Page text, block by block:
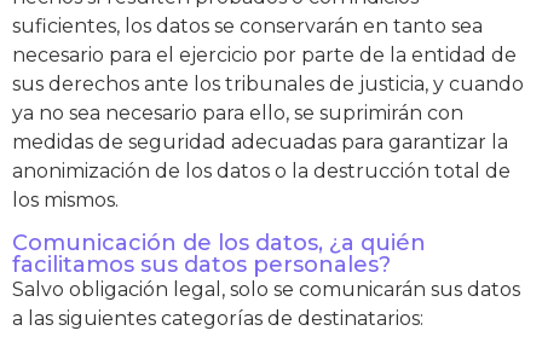
suficientes, los datos se conservarán en tanto sea
necesario para el ejercicio por parte de la entidad de
sus derechos ante los tribunales de justicia, y cuando
ya no sea necesario para ello, se suprimirán con
medidas de seguridad adecuadas para garantizar la
anonimización de los datos o la destrucción total de
los mismos.
Comunicación de los datos, ¿a quién
facilitamos sus datos personales?
Salvo obligación legal, solo se comunicarán sus datos
a las siguientes categorías de destinatarios: